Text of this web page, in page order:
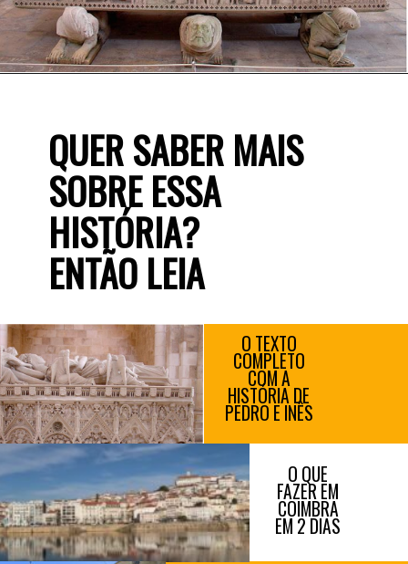
O TEXTO
COMPLETO
COM A
HISTÓRIA DE
PEDRO E INÊS
O QUE
FAZER EM
COIMBRA
EM 2 DIAS
QUER SABER MAIS
SOBRE ESSA
HISTÓRIA?
ENTÃO LEIA